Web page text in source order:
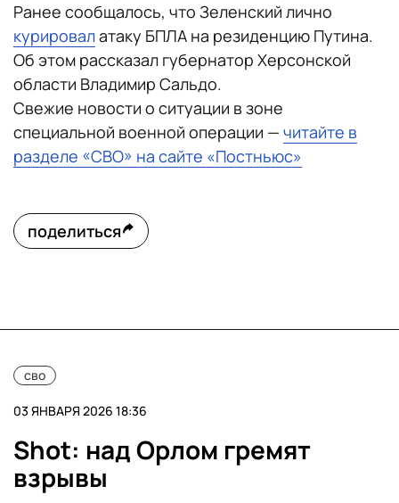
Ранее сообщалось, что Зеленский лично
курировалатаку БПЛА на резиденцию Путина.
Об этом рассказал губернатор Херсонской
области Владимир Сальдо.
Свежие новости о ситуации в зоне
специальной военной операции — читайте в
разделе «СВО» на сайте «Постньюс»
поделиться
сво
03 ЯНВАРЯ 2026 18:36
Shot: над Орлом гремят
взрывы